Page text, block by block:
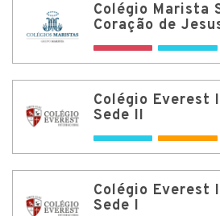
Colégio Marista
Coração de
Colégio Everest
Sede II
Colégio Everest
Sede I